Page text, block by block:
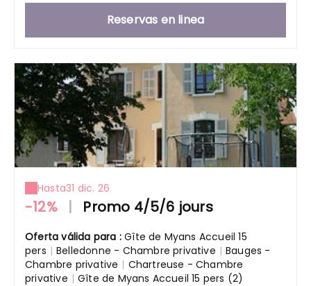
Reservas en linea
Hasta31 dic. 26
-12% | Promo 4/5/6 jours
Oferta válida para :Gîte de Myans Accueil 15
pers | Belledonne - Chambre privative | Bauges -
Chambre privative | Chartreuse - Chambre
privative | Gîte de Myans Accueil 15 pers (2)